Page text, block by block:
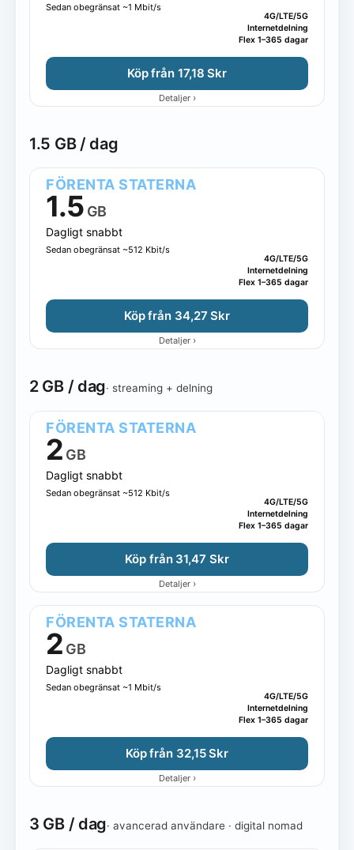
Sedan obegränsat ~1 Mbit/s
4G/LTE/5G
Internetdelning
Flex 1–365 dagar
Köp från 17,18 Skr
Detaljer ›
1.5 GB / dag
FÖRENTA STATERNA
1.5 GB
Dagligt snabbt
Sedan obegränsat ~512 Kbit/s
4G/LTE/5G
Internetdelning
Flex 1–365 dagar
Köp från 34,27 Skr
Detaljer ›
2 GB / dag· streaming + delning
FÖRENTA STATERNA
2 GB
Dagligt snabbt
Sedan obegränsat ~512 Kbit/s
4G/LTE/5G
Internetdelning
Flex 1–365 dagar
Köp från 31,47 Skr
Detaljer ›
FÖRENTA STATERNA
2 GB
Dagligt snabbt
Sedan obegränsat ~1 Mbit/s
4G/LTE/5G
Internetdelning
Flex 1–365 dagar
Köp från 32,15 Skr
Detaljer ›
3 GB / dag· avancerad användare · digital nomad